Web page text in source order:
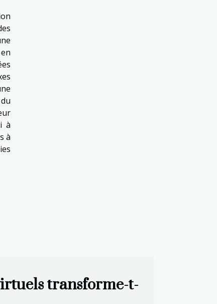
à
à
transforme-t-